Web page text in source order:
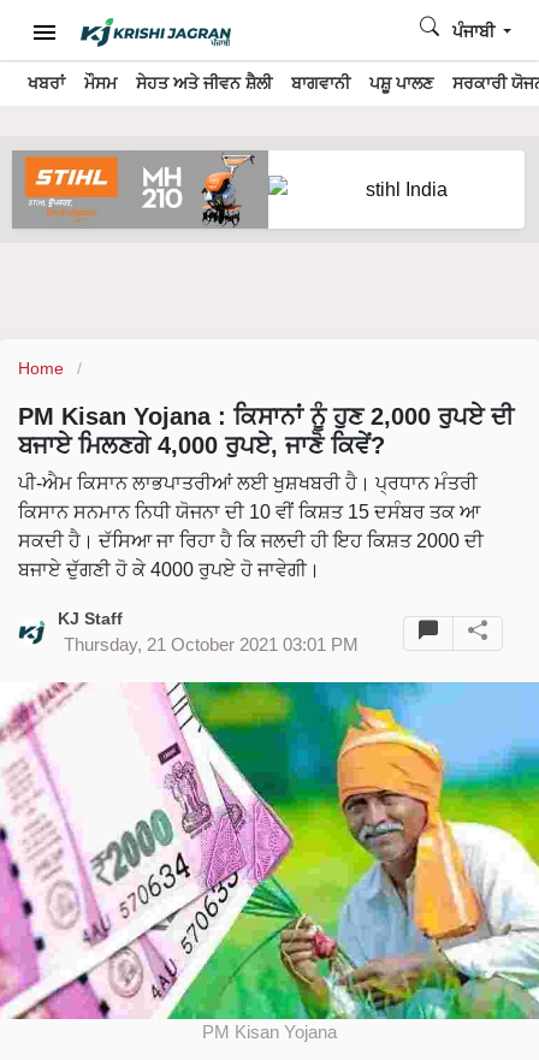
ਖਬਰਾਂ ਮੌਸਮ ਸੇਹਤ ਅਤੇ ਜੀਵਨ ਸ਼ੈਲੀ ਬਾਗਵਾਨੀ ਪਸ਼ੂ ਪਾਲਣ ਸਰਕਾਰੀ
ਪੰਜਾਬੀ
Home
PM Kisan Yojana : ਕਿਸਾਨਾਂ ਨੂੰ ਹੁਣ 2,000 ਰੁਪਏ ਦੀ
ਬਜਾਏ ਮਿਲਣਗੇ 4,000 ਰੁਪਏ, ਜਾਣੋ ਕਿਵੇਂ?
ਪੀ-ਐਮ ਕਿਸਾਨ ਲਾਭਪਾਤਰੀਆਂ ਲਈ ਖੁਸ਼ਖਬਰੀ ਹੈ। ਪ੍ਰਧਾਨ ਮੰਤਰੀ
ਕਿਸਾਨ ਸਨਮਾਨ ਨਿਧੀ ਯੋਜਨਾ ਦੀ 10 ਵੀਂ ਕਿਸ਼ਤ 15 ਦਸੰਬਰ ਤਕ ਆ
ਸਕਦੀ ਹੈ। ਦੱਸਿਆ ਜਾ ਰਿਹਾ ਹੈ ਕਿ ਜਲਦੀ ਹੀ ਇਹ ਕਿਸ਼ਤ 2000 ਦੀ
ਬਜਾਏ ਦੁੱਗਣੀ ਹੋ ਕੇ 4000 ਰੁਪਏ ਹੋ ਜਾਵੇਗੀ।
KJ Staff
Thursday, 21 October 2021 03:01 PM
PM Kisan Yojana